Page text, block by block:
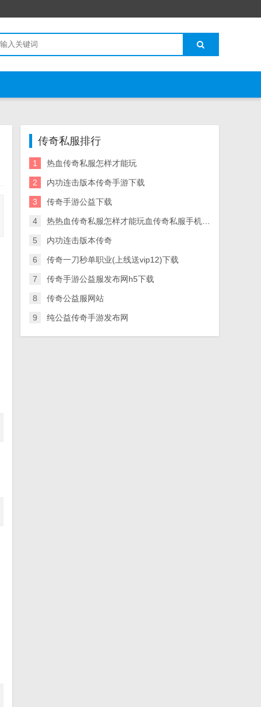
传奇私服排行
1 热血传奇私服怎样才能玩
2 内功连击版本传奇手游下载
3 传奇手游公益下载
4 热热血传奇私服怎样才能玩血传奇私服手机版下载
5 内功连击版本传奇
6 传奇一刀秒单职业(上线送vip12)下载
7 传奇手游公益服发布网h5下载
8 传奇公益服网站
9 纯公益传奇手游发布网